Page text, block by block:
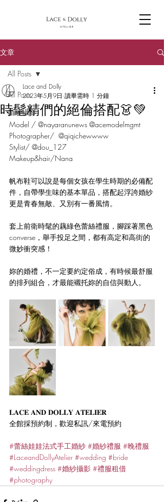
文章
All Posts
婚紗攝影
All Posts
時髦精們的絕倫搭配👗💚
Lace and Dolly
2023年5月9日 讀畢需時 1 分鐘
Model / @nayaranunews @acemodelmgmt
Photographer/ ​ @qiqichewwww
Stylist/ @dou_127
Makeup&hair/Nana
帆布鞋可以說是每個女孩在學生時期的必備配
件，自帶學生味的基本單品，搭配起浮誇婚紗
更是青春無敵、又別有一番風情。
套上前衛時髦的藕綠色蕾絲禮服，腳踩著黑色
converse，舉手投足之間，都有高定和高街的
微妙衝突感！
妳的婚禮，不一定要約定俗成，有時候最舒服
的排列組合，才最能襯托妳的自信與動人。
𝐋𝐀𝐂𝐄 𝐀𝐍𝐃 𝐃𝐎𝐋𝐋𝐘 𝐀𝐓𝐄𝐋𝐈𝐄𝐑
全館採預約制，歡迎私訊/來電預約
#蕾絲娃娃法式手工婚紗 #婚紗禮服 #晚禮服
#LaceandDollyAtelier #wedding #bride
#weddingdress #婚紗攝影 #禮服租借
#photography